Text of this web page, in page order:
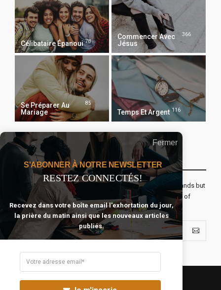
Célibataire Épanoui 78
Commencer Avec
Jésus
366
Se Préparer Au
Mariage
85
Temps Et Argent 116
Recevoir Notre Newsletter Chaque Matin
The real voyage of discovery consists not in seeking new lands but
seeing with new eyes. All journeys have secret destinations of
which the traveler is unaware.
Fermer
S'ABONNER À NOTRE NEWSLETTER
RESTEZ CONNECTÉS!
Recevez dans votre boîte email l'exhortation du jour,
la prière du matin ainsi que les nouveaux articles
publiés.